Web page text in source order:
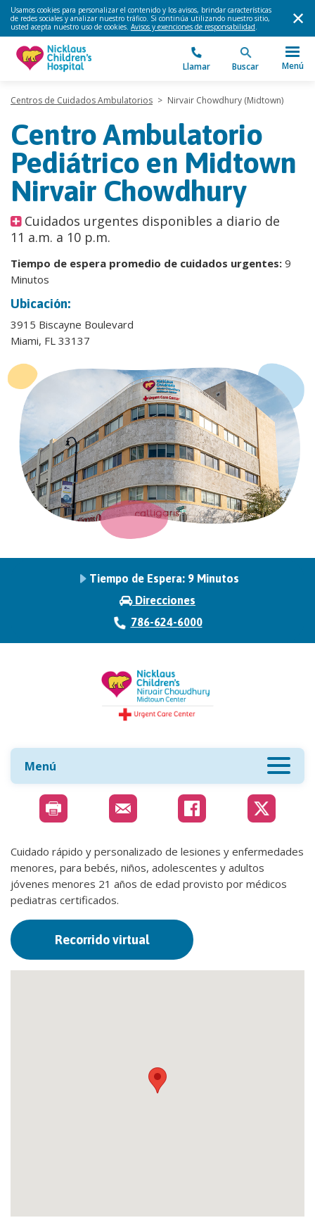
Usamos cookies para personalizar el contenido y los avisos, brindar características
de redes sociales y analizar nuestro tráfico. Si continúa utilizando nuestro sitio,
usted acepta nuestro uso de cookies. Avisos y exenciones de responsabilidad.
Llamar Buscar Menú
Centros de Cuidados Ambulatorios > Nirvair Chowdhury (Midtown)
Centro Ambulatorio
Pediátrico en Midtown
Nirvair Chowdhury
Cuidados urgentes disponibles a diario de
11 a.m. a 10 p.m.
Tiempo de espera promedio de cuidados urgentes: 9
Minutos
Ubicación:
3915 Biscayne Boulevard
Miami, FL 33137
Tiempo de Espera: 9 Minutos
Direcciones
786-624-6000
Menú
Cuidado rápido y personalizado de lesiones y enfermedades
menores, para bebés, niños, adolescentes y adultos
jóvenes menores 21 años de edad provisto por médicos
pediatras certificados.
Recorrido virtual